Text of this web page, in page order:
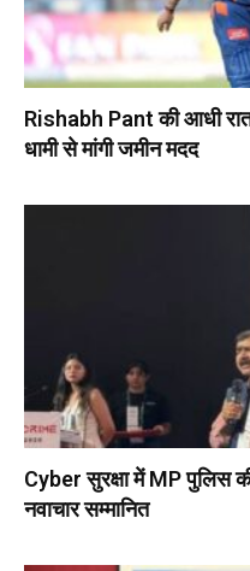
Rishabh Pant की आधी
धामी से मांगी जमीन मदद
Cyber सुरक्षा में MP पुलिस
नवाचार सम्मानित